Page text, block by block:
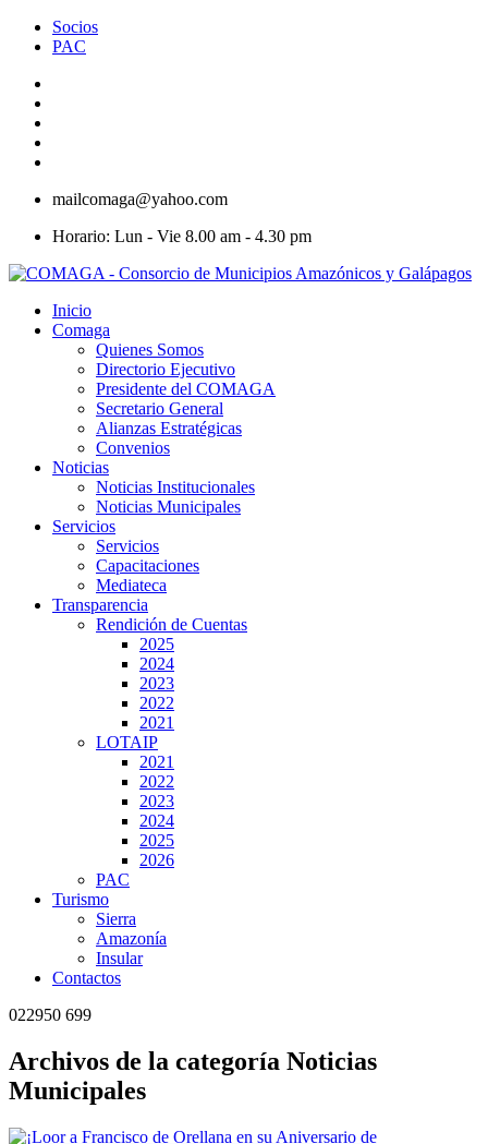
Socios
PAC
mailcomaga@yahoo.com
Horario: Lun - Vie 8.00 am - 4.30 pm
Inicio
Comaga
Quienes Somos
Directorio Ejecutivo
Presidente del COMAGA
Secretario General
Alianzas Estratégicas
Convenios
Noticias
Noticias Institucionales
Noticias Municipales
Servicios
Servicios
Capacitaciones
Mediateca
Transparencia
Rendición de Cuentas
2025
2024
2023
2022
2021
LOTAIP
2021
2022
2023
2024
2025
2026
PAC
Turismo
Sierra
Amazonía
Insular
Contactos
022950 699
Archivos de la categoría Noticias
Municipales